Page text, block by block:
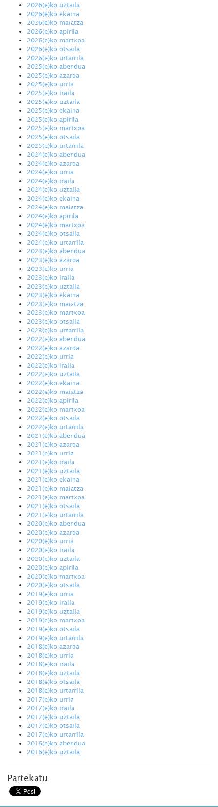
2026(e)ko uztaila
2026(e)ko ekaina
2026(e)ko maiatza
2026(e)ko apirila
2026(e)ko martxoa
2026(e)ko otsaila
2026(e)ko urtarrila
2025(e)ko abendua
2025(e)ko azaroa
2025(e)ko urria
2025(e)ko iraila
2025(e)ko uztaila
2025(e)ko ekaina
2025(e)ko apirila
2025(e)ko martxoa
2025(e)ko otsaila
2025(e)ko urtarrila
2024(e)ko abendua
2024(e)ko azaroa
2024(e)ko urria
2024(e)ko iraila
2024(e)ko uztaila
2024(e)ko ekaina
2024(e)ko maiatza
2024(e)ko apirila
2024(e)ko martxoa
2024(e)ko otsaila
2024(e)ko urtarrila
2023(e)ko abendua
2023(e)ko azaroa
2023(e)ko urria
2023(e)ko iraila
2023(e)ko uztaila
2023(e)ko ekaina
2023(e)ko maiatza
2023(e)ko martxoa
2023(e)ko otsaila
2023(e)ko urtarrila
2022(e)ko abendua
2022(e)ko azaroa
2022(e)ko urria
2022(e)ko iraila
2022(e)ko uztaila
2022(e)ko ekaina
2022(e)ko maiatza
2022(e)ko apirila
2022(e)ko martxoa
2022(e)ko otsaila
2022(e)ko urtarrila
2021(e)ko abendua
2021(e)ko azaroa
2021(e)ko urria
2021(e)ko iraila
2021(e)ko uztaila
2021(e)ko ekaina
2021(e)ko maiatza
2021(e)ko martxoa
2021(e)ko otsaila
2021(e)ko urtarrila
2020(e)ko abendua
2020(e)ko azaroa
2020(e)ko urria
2020(e)ko iraila
2020(e)ko uztaila
2020(e)ko apirila
2020(e)ko martxoa
2020(e)ko otsaila
2019(e)ko urria
2019(e)ko iraila
2019(e)ko uztaila
2019(e)ko martxoa
2019(e)ko otsaila
2019(e)ko urtarrila
2018(e)ko azaroa
2018(e)ko urria
2018(e)ko iraila
2018(e)ko uztaila
2018(e)ko otsaila
2018(e)ko urtarrila
2017(e)ko urria
2017(e)ko iraila
2017(e)ko uztaila
2017(e)ko otsaila
2017(e)ko urtarrila
2016(e)ko abendua
2016(e)ko uztaila
Partekatu